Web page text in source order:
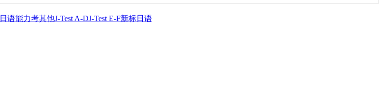
日语能力考其他J-Test A-DJ-Test E-F新标日语